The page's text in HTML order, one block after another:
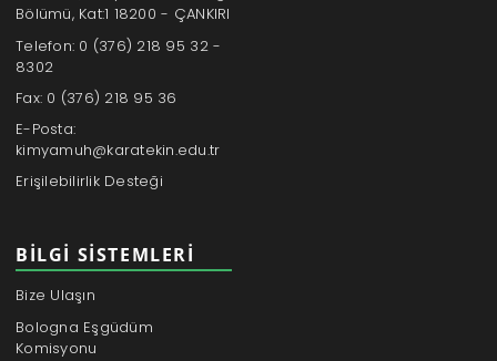
Bölümü, Kat:1 18200 - ÇANKIRI
Telefon: 0 (376) 218 95 32 -
8302
Fax: 0 (376) 218 95 36
E-Posta:
kimyamuh@karatekin.edu.tr
Erişilebilirlik Desteği
BILGI SISTEMLERI
Bize Ulaşın
Bologna Eşgüdüm
Komisyonu